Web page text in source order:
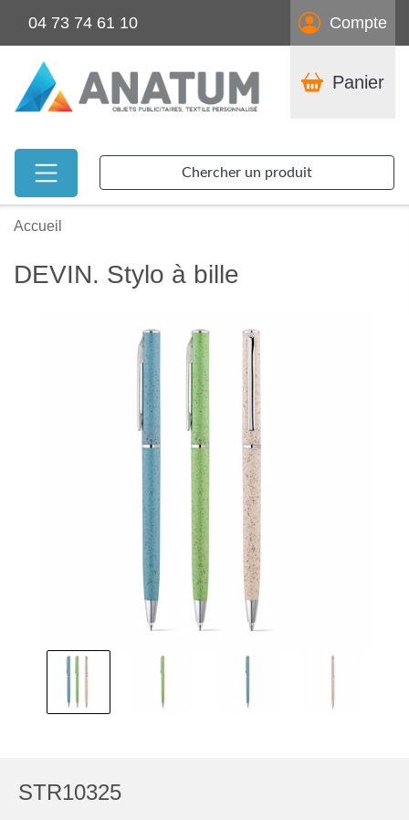
04 73 74 61 10 Compte
Panier
Chercher un produit
Accueil
DEVIN. Stylo à bille
STR10325